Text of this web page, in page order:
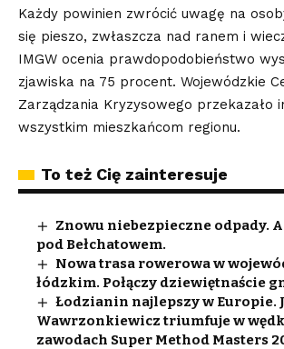
Każdy powinien zwrócić uwagę na
się pieszo, zwłaszcza nad ranem i
IMGW ocenia prawdopodobieństwo
zjawiska na 75 procent. Wojewódzkie
Zarządzania Kryzysowego przekazało
wszystkim mieszkańcom regionu.
To też Cię zainteresuje
Znowu niebezpieczne odpady.
pod Bełchatowem.
Nowa trasa rowerowa w
łódzkim. Połączy dziewiętnaście
Łodzianin najlepszy w Europie.
Wawrzonkiewicz triumfuje w
zawodach Super Method Masters